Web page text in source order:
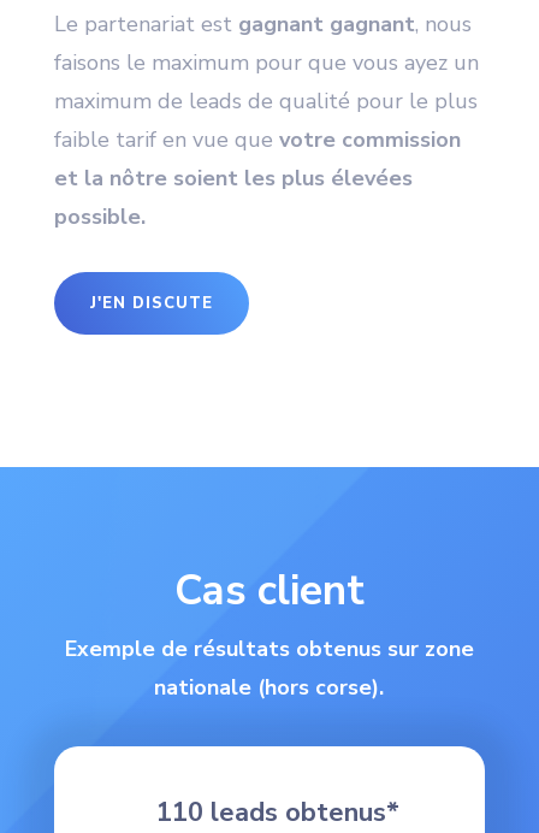
Le partenariat est gagnant gagnant, nous
faisons le maximum pour que vous ayez un
maximum de leads de qualité pour le plus
faible tarif en vue que votre commission
et la nôtre soient les plus élevées
possible.
J'EN DISCUTE
Cas client
Exemple de résultats obtenus sur zone
nationale (hors corse).
110 leads obtenus*